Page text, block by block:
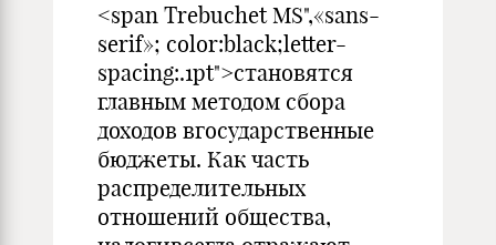
<span Trebuchet MS",«sans-
serif»; color:black;letter-
spacing:.1pt">становятся
главным методом сбора
доходов вгосударственные
бюджеты. Как часть
распределительных
отношений общества,